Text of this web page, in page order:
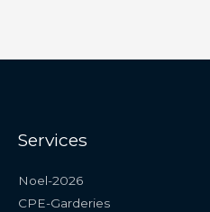
Services
Noel-2026
CPE-Garderies